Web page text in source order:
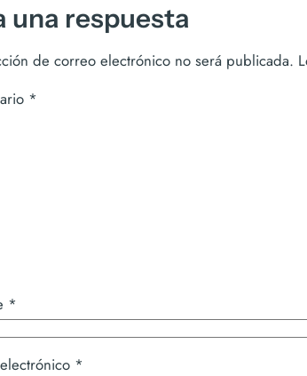
una respuesta
de correo electrónico no será publicada.
*
*
*